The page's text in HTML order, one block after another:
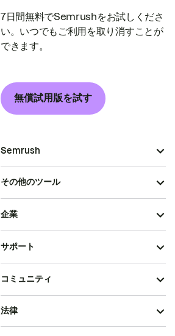
7日間無料でSemrushをお試しくださ
い。いつでもご利用を取り消すことが
できます。
無償試用版を試す
Semrush
その他のツール
企業
サポート
コミュニティ
法律